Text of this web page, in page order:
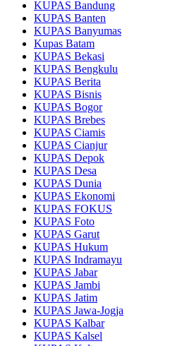
KUPAS Bandung
KUPAS Banten
KUPAS Banyumas
Kupas Batam
KUPAS Bekasi
KUPAS Bengkulu
KUPAS Berita
KUPAS Bisnis
KUPAS Bogor
KUPAS Brebes
KUPAS Ciamis
KUPAS Cianjur
KUPAS Depok
KUPAS Desa
KUPAS Dunia
KUPAS Ekonomi
KUPAS FOKUS
KUPAS Foto
KUPAS Garut
KUPAS Hukum
KUPAS Indramayu
KUPAS Jabar
KUPAS Jambi
KUPAS Jatim
KUPAS Jawa-Jogja
KUPAS Kalbar
KUPAS Kalsel